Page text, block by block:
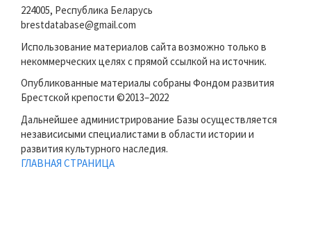
224005, Республика Беларусь
brestdatabase@gmail.com
Использование материалов сайта возможно только в
некоммерческих целях с прямой ссылкой на источник.
Опубликованные материалы собраны Фондом развития
Брестской крепости ©2013–2022
Дальнейшее администрирование Базы осуществляется
независисыми специалистами в области истории и
развития культурного наследия.
ГЛАВНАЯ СТРАНИЦА